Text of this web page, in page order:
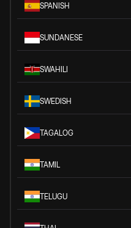
SPANISH
SUNDANESE
SWAHILI
SWEDISH
TAGALOG
TAMIL
TELUGU